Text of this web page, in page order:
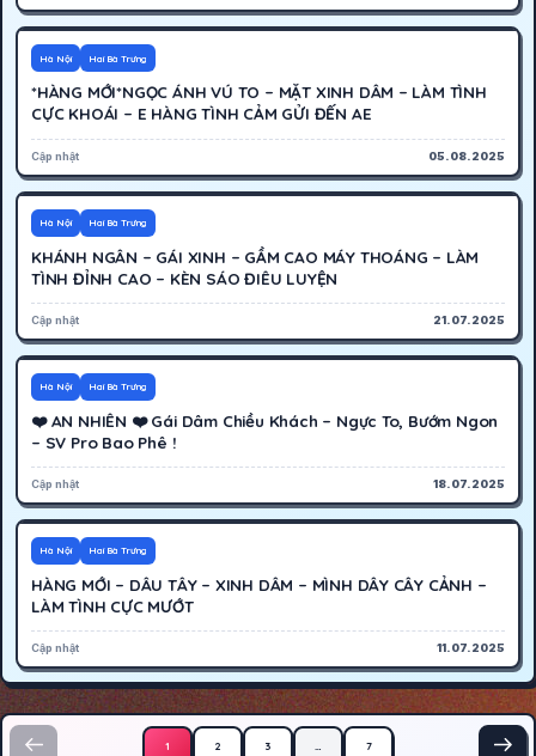
Hà Nội Hai Bà Trưng
*HÀNG MỚI*NGỌC ÁNH VÚ TO – MẶT XINH DÂM – LÀM TÌNH
CỰC KHOÁI – E HÀNG TÌNH CẢM GỬI ĐẾN AE
Cập nhật 05.08.2025
Hà Nội Hai Bà Trưng
KHÁNH NGÂN – GÁI XINH – GẦM CAO MÁY THOÁNG – LÀM
TÌNH ĐỈNH CAO – KÈN SÁO ĐIÊU LUYỆN
Cập nhật 21.07.2025
300K
Hà Nội Hai Bà Trưng
❤️ AN NHIÊN ❤️ Gái Dâm Chiều Khách – Ngực To, Bướm Ngon
– SV Pro Bao Phê !
Cập nhật 18.07.2025
300K
Hà Nội Hai Bà Trưng
HÀNG MỚI – DÂU TÂY – XINH DÂM – MÌNH DÂY CÂY CẢNH –
LÀM TÌNH CỰC MƯỚT
Cập nhật 11.07.2025
Phân trang bài viết
1 2 3 … 7